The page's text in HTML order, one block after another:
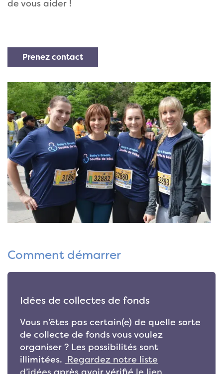
de vous aider !
Prenez contact
Comment démarrer
Idées de collectes de fonds
Vous n’êtes pas certain(e) de quelle sorte
de collecte de fonds vous voulez
organiser ? Les possibilités sont
illimitées. Regardez notre liste